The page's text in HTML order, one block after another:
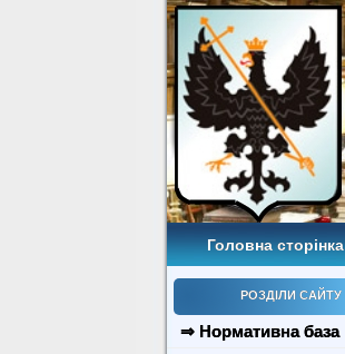
Головна сторінка
РОЗДІЛИ САЙТУ
⇒ Нормативна база